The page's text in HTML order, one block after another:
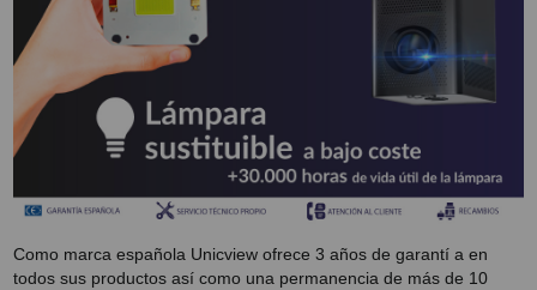
Como marca española Unicview ofrece 3 años de garantí a en
todos sus productos así como una permanencia de más de 10